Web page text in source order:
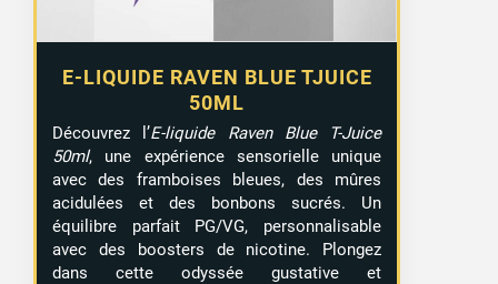
E-LIQUIDE RAVEN BLUE TJUICE
50ML
Découvrez l’E-liquide Raven Blue T-Juice
50ml, une expérience sensorielle unique
avec des framboises bleues, des mûres
acidulées et des bonbons sucrés. Un
équilibre parfait PG/VG, personnalisable
avec des boosters de nicotine. Plongez
dans cette odyssée gustative et